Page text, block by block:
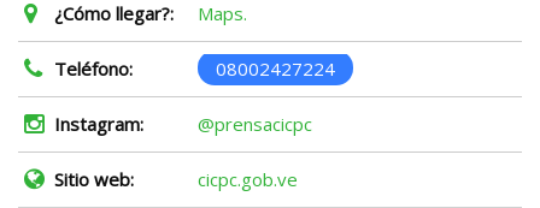
¿Cómo llegar?: Maps.
Teléfono: 08002427224
Instagram: @prensacicpc
Sitio web: cicpc.gob.ve